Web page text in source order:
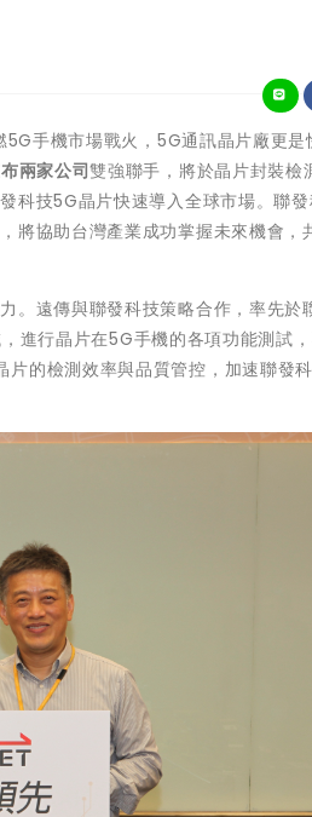
手機市場戰火，5G通訊晶片廠更是
兩家公司雙強聯手，將於晶片封裝檢
科技5G晶片快速導入全球市場。聯
將協助台灣產業成功掌握未來機會，
。遠傳與聯發科技策略合作，率先於
進行晶片在5G手機的各項功能測試
的檢測效率與品質管控，加速聯發